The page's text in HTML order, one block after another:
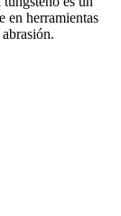
en herramientas